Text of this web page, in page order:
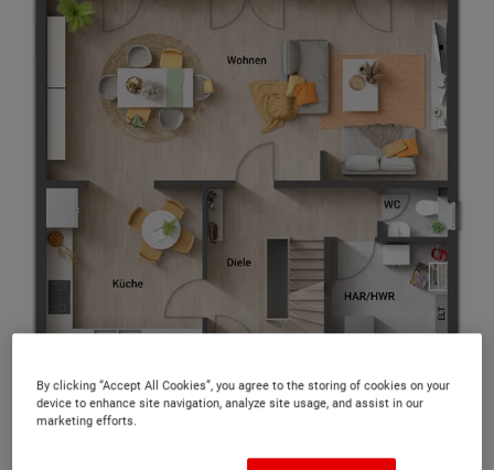
Alle 40 Massivhaustypen bieten Ihnen mehrere Grundriss-
Varianten und somit ein Höchstmaß an Flexibilität.
By clicking “Accept All Cookies”, you agree to the storing of cookies on your
device to enhance site navigation, analyze site usage, and assist in our
marketing efforts.